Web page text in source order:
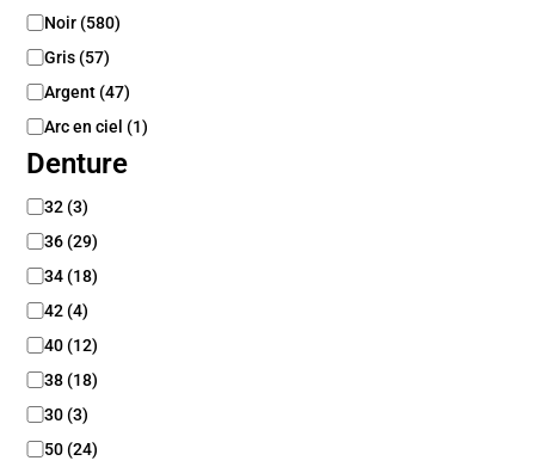
p
s
e
r
o
u
e
-
i
b
e
C
u
l
e
u
r
Noir (580)
Gris (57)
Argent (47)
Arc en ciel (1)
Denture
D
n
t
u
r
e
32 (3)
36 (29)
34 (18)
42 (4)
40 (12)
38 (18)
30 (3)
50 (24)